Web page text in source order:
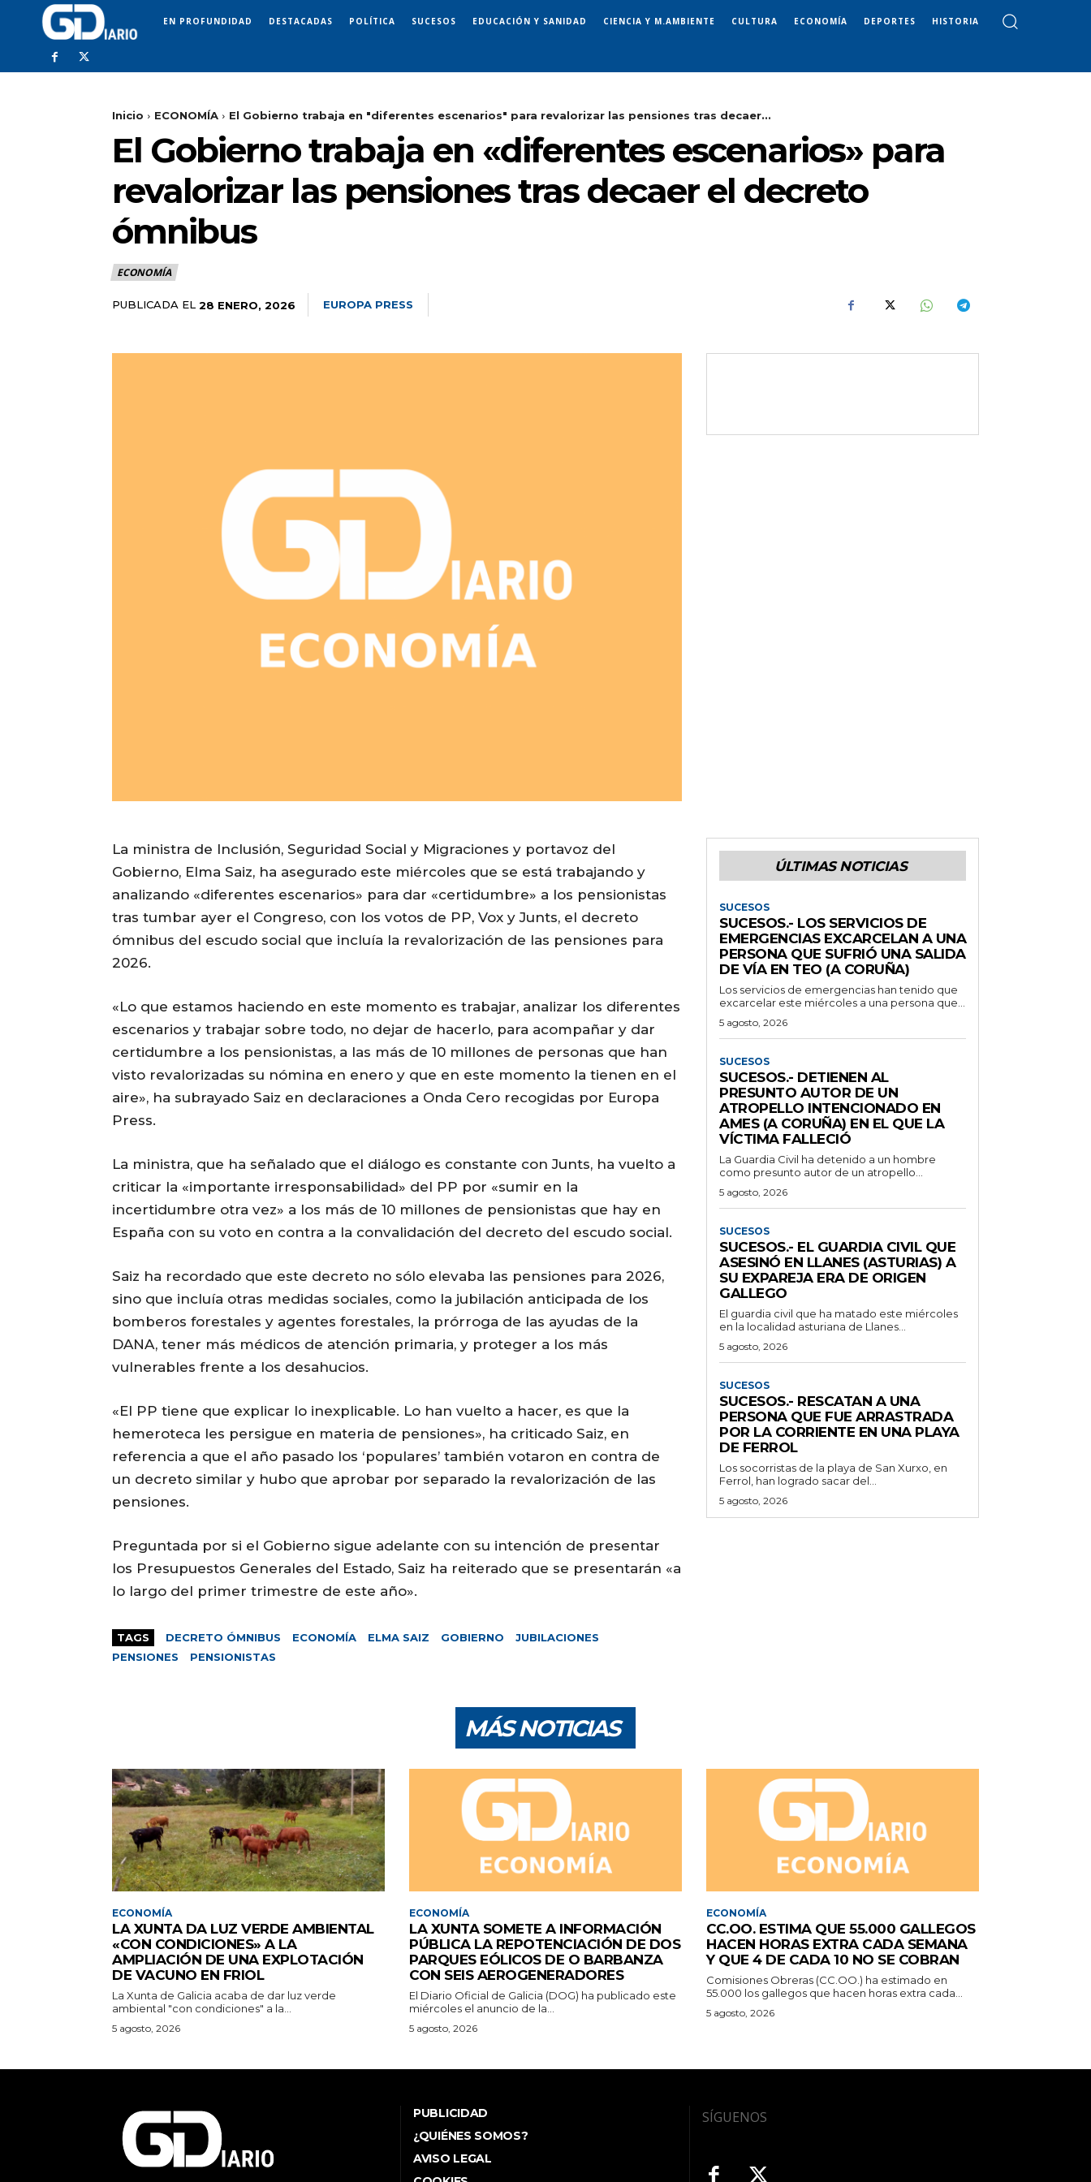
EN PROFUNDIDAD DESTACADAS POLÍTICA SUCESOS EDUCACIÓN Y SANIDAD CIENCIA Y M.AMBIENTE CULTURA ECONOMÍA DEPORTES HISTORIA
Inicio ECONOMÍA El Gobierno trabaja en "diferentes escenarios" para revalorizar las pensiones tras decaer...
El Gobierno trabaja en «diferentes escenarios» para
revalorizar las pensiones tras decaer el decreto
ómnibus
ECONOMÍA
PUBLICADA EL 28 ENERO, 2026 EUROPA PRESS
La ministra de Inclusión, Seguridad Social y Migraciones y portavoz del
Gobierno, Elma Saiz, ha asegurado este miércoles que se está trabajando y
analizando «diferentes escenarios» para dar «certidumbre» a los pensionistas
tras tumbar ayer el Congreso, con los votos de PP, Vox y Junts, el decreto
ómnibus del escudo social que incluía la revalorización de las pensiones para
2026.
«Lo que estamos haciendo en este momento es trabajar, analizar los diferentes
escenarios y trabajar sobre todo, no dejar de hacerlo, para acompañar y dar
certidumbre a los pensionistas, a las más de 10 millones de personas que han
visto revalorizadas su nómina en enero y que en este momento la tienen en el
aire», ha subrayado Saiz en declaraciones a Onda Cero recogidas por Europa
Press.
La ministra, que ha señalado que el diálogo es constante con Junts, ha vuelto a
criticar la «importante irresponsabilidad» del PP por «sumir en la
incertidumbre otra vez» a los más de 10 millones de pensionistas que hay en
España con su voto en contra a la convalidación del decreto del escudo social.
Saiz ha recordado que este decreto no sólo elevaba las pensiones para 2026,
sino que incluía otras medidas sociales, como la jubilación anticipada de los
bomberos forestales y agentes forestales, la prórroga de las ayudas de la
DANA, tener más médicos de atención primaria, y proteger a los más
vulnerables frente a los desahucios.
«El PP tiene que explicar lo inexplicable. Lo han vuelto a hacer, es que la
hemeroteca les persigue en materia de pensiones», ha criticado Saiz, en
referencia a que el año pasado los ‘populares’ también votaron en contra de
un decreto similar y hubo que aprobar por separado la revalorización de las
pensiones.
Preguntada por si el Gobierno sigue adelante con su intención de presentar
los Presupuestos Generales del Estado, Saiz ha reiterado que se presentarán «a
lo largo del primer trimestre de este año».
TAGS DECRETO ÓMNIBUS ECONOMÍA ELMA SAIZ GOBIERNO
JUBILACIONES
PENSIONES
PENSIONISTAS
ÚLTIMAS NOTICIAS
SUCESOS
SUCESOS.- LOS SERVICIOS DE
EMERGENCIAS EXCARCELAN A UNA
PERSONA QUE SUFRIÓ UNA SALIDA
DE VÍA EN TEO (A CORUÑA)
Los servicios de emergencias han tenido que
excarcelar este miércoles a una persona que...
5 agosto, 2026
SUCESOS
SUCESOS.- DETIENEN AL
PRESUNTO AUTOR DE UN
ATROPELLO INTENCIONADO EN
AMES (A CORUÑA) EN EL QUE LA
VÍCTIMA FALLECIÓ
La Guardia Civil ha detenido a un hombre
como presunto autor de un atropello...
5 agosto, 2026
SUCESOS
SUCESOS.- EL GUARDIA CIVIL QUE
ASESINÓ EN LLANES (ASTURIAS) A
SU EXPAREJA ERA DE ORIGEN
GALLEGO
El guardia civil que ha matado este miércoles
en la localidad asturiana de Llanes...
5 agosto, 2026
SUCESOS
SUCESOS.- RESCATAN A UNA
PERSONA QUE FUE ARRASTRADA
POR LA CORRIENTE EN UNA PLAYA
DE FERROL
Los socorristas de la playa de San Xurxo, en
Ferrol, han logrado sacar del...
5 agosto, 2026
MÁS NOTICIAS
ECONOMÍA
LA XUNTA DA LUZ VERDE AMBIENTAL
«CON CONDICIONES» A LA
AMPLIACIÓN DE UNA EXPLOTACIÓN
DE VACUNO EN FRIOL
La Xunta de Galicia acaba de dar luz verde
ambiental "con condiciones" a la...
5 agosto, 2026
ECONOMÍA
LA XUNTA SOMETE A INFORMACIÓN
PÚBLICA LA REPOTENCIACIÓN DE DOS
PARQUES EÓLICOS DE O BARBANZA
CON SEIS AEROGENERADORES
El Diario Oficial de Galicia (DOG) ha publicado este
miércoles el anuncio de la...
5 agosto, 2026
ECONOMÍA
CC.OO. ESTIMA QUE 55.000 GALLEGOS
HACEN HORAS EXTRA CADA SEMANA
Y QUE 4 DE CADA 10 NO SE COBRAN
Comisiones Obreras (CC.OO.) ha estimado en
55.000 los gallegos que hacen horas extra cada...
5 agosto, 2026
PUBLICIDAD
¿QUIÉNES SOMOS?
AVISO LEGAL
SÍGUENOS